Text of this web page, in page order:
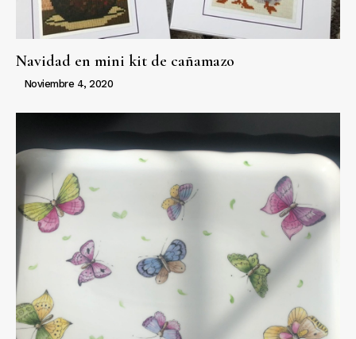
Navidad en mini kit de cañamazo
Noviembre 4, 2020